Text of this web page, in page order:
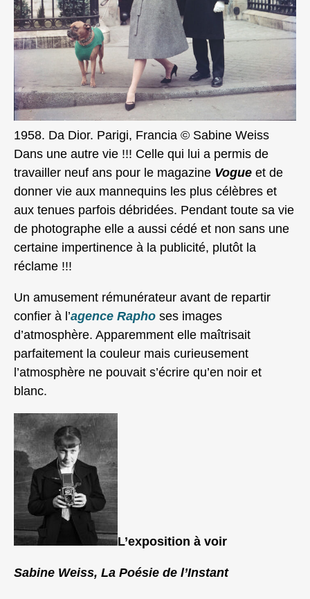
1958. Da Dior. Parigi, Francia © Sabine Weiss
Dans une autre vie !!! Celle qui lui a permis de
travailler neuf ans pour le magazine Vogue et de
donner vie aux mannequins les plus célèbres et
aux tenues parfois débridées. Pendant toute sa vie
de photographe elle a aussi cédé et non sans une
certaine impertinence à la publicité, plutôt la
réclame !!!
Un amusement rémunérateur avant de repartir
confier à l’agence Rapho ses images
d’atmosphère. Apparemment elle maîtrisait
parfaitement la couleur mais curieusement
l’atmosphère ne pouvait s’écrire qu’en noir et
blanc.
L’exposition à voir
Sabine Weiss, La Poésie de l’Instant